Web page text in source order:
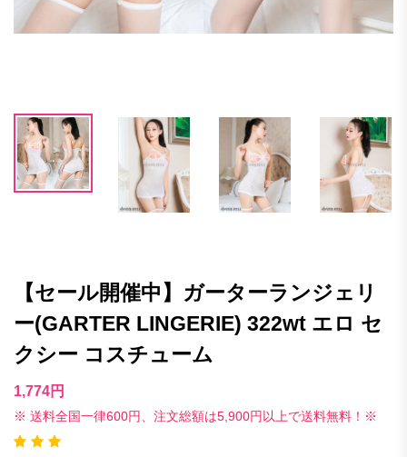
【セール開催中】ガーターランジェリ
ー(GARTER LINGERIE) 322wt エロ セ
クシー コスチューム
1,774円
※ 送料全国一律600円、注文総額は5,900円以上で送料無料！※